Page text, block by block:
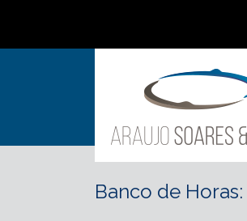
Banco de